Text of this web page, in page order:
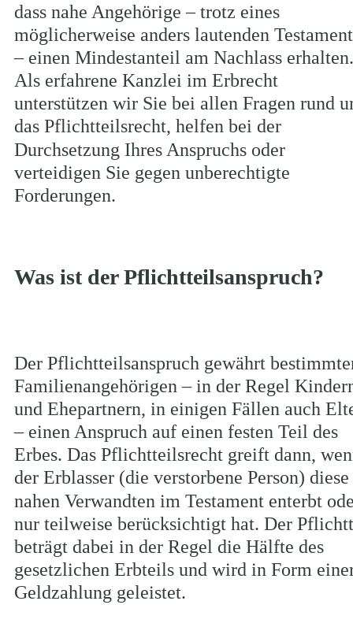
dass nahe Angehörige – trotz eines
möglicherweise anders lautenden
– einen Mindestanteil am Nachlass
Als erfahrene Kanzlei im Erbrecht
unterstützen wir Sie bei allen Fragen rund
das Pflichtteilsrecht, helfen bei der
Durchsetzung Ihres Anspruchs oder
verteidigen Sie gegen unberechtigte
Forderungen.
Was ist der Pflichtteilsanspruch?
Der Pflichtteilsanspruch gewährt
Familienangehörigen – in der Regel
und Ehepartnern, in einigen Fällen auch
– einen Anspruch auf einen festen Teil des
Erbes. Das Pflichtteilsrecht greift dann,
der Erblasser (die verstorbene Person) diese
nahen Verwandten im Testament enterbt
nur teilweise berücksichtigt hat. Der
beträgt dabei in der Regel die Hälfte des
gesetzlichen Erbteils und wird in Form
Geldzahlung geleistet.